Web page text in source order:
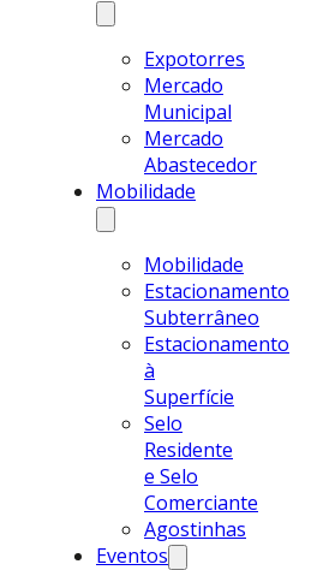
Expotorres
Mercado
Municipal
Mercado
Abastecedor
Mobilidade
Mobilidade
Estacionamento
Subterrâneo
Estacionamento
à
Superfície
Selo
Residente
e Selo
Comerciante
Agostinhas
Eventos